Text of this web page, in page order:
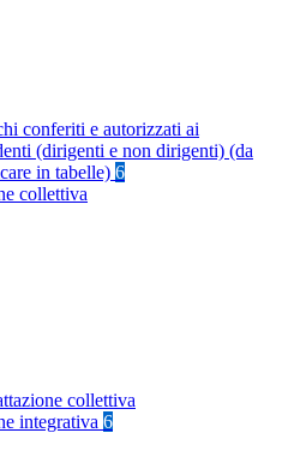
conferiti e autorizzati ai
(dirigenti e non dirigenti) (da
in tabelle) 6
collettiva
collettiva
integrativa 6